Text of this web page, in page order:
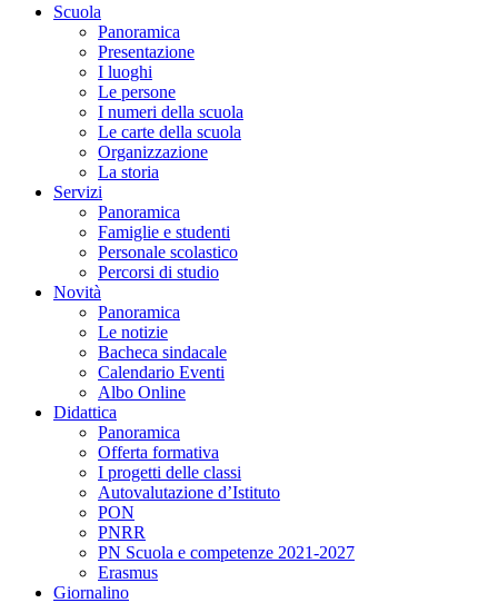
Scuola
Panoramica
Presentazione
I luoghi
Le persone
I numeri della scuola
Le carte della scuola
Organizzazione
La storia
Servizi
Panoramica
Famiglie e studenti
Personale scolastico
Percorsi di studio
Novità
Panoramica
Le notizie
Bacheca sindacale
Calendario Eventi
Albo Online
Didattica
Panoramica
Offerta formativa
I progetti delle classi
Autovalutazione d’Istituto
PON
PNRR
PN Scuola e competenze 2021-2027
Erasmus
Giornalino